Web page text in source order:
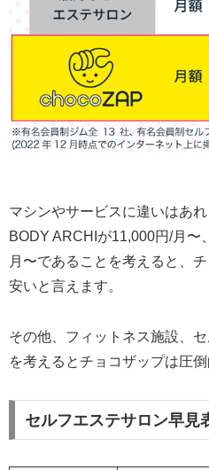
マシンやサービスに違いはあ
BODY ARCHIが11,000円/月〜
月〜であることを考えると、
安いと言えます。
その他、フィットネス施設、
を考えるとチョコザップは圧倒
セルフエステサロン早見